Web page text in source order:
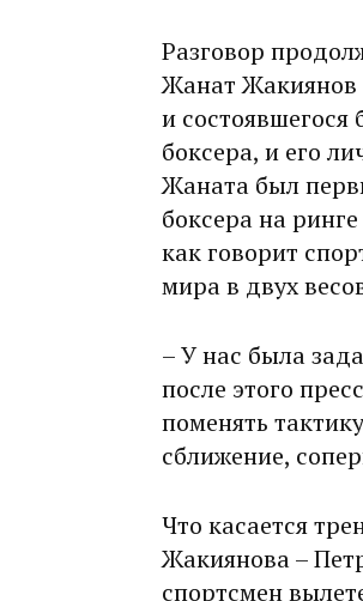
Разговор
Жанат Жакиянов
и
боксера, и его
Жаната был
боксера на
как говорит
мира в двух
– У нас была
после этого
поменять
сближение,
Что касается
Жакиянова –
спортсмен